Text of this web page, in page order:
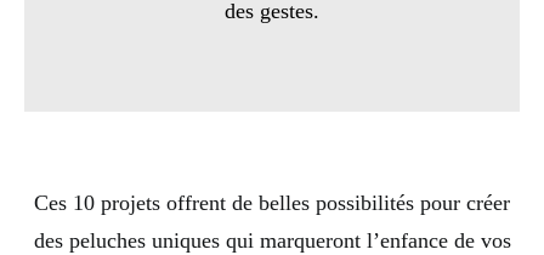
des gestes.
Ces 10 projets offrent de belles possibilités pour créer
des peluches uniques qui marqueront l’enfance de vos